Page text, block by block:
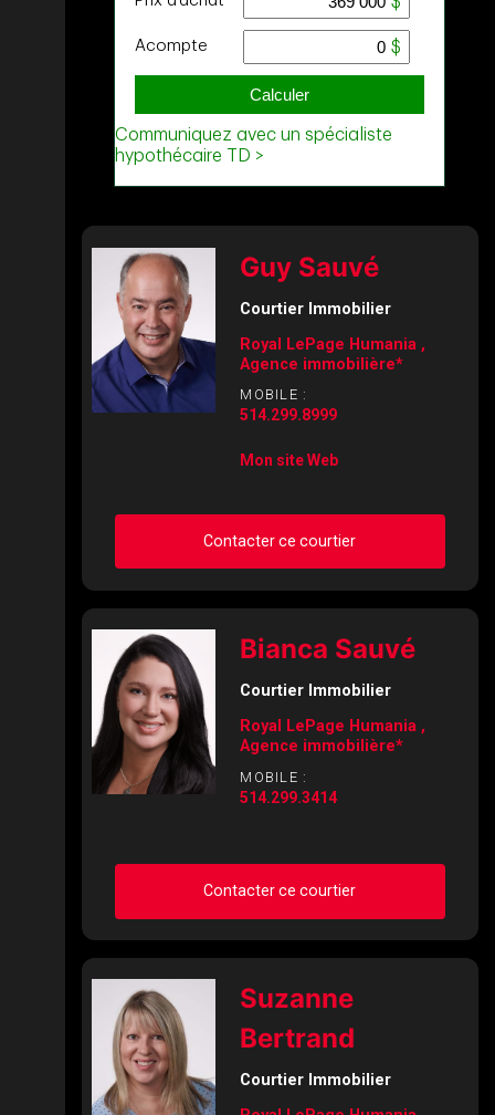
Guy Sauvé
Courtier Immobilier
Royal LePage Humania ,
Agence immobilière*
MOBILE :
514.299.8999
Mon site Web
Contacter ce courtier
Demander des infos sur
cette inscription
Prénom
et
Nom
Courriel
Bianca Sauvé
Courtier Immobilier
Royal LePage Humania ,
Agence immobilière*
MOBILE :
514.299.3414
Contacter ce courtier
Demander des infos sur
cette inscription
Prénom
Nom
Suzanne
Bertrand
Courtier Immobilier